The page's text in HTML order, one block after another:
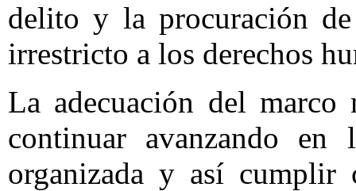
delito y la procuración
irrestricto a los derechos
La adecuación del marco
continuar avanzando
organizada y así cumplir